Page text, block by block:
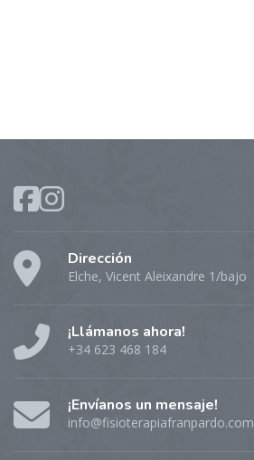
Dirección
Elche, Vicent Aleixandre 1/bajo
¡Llámanos ahora!
+34 623 468 184
¡Envíanos un mensaje!
info@fisioterapiafranpardo.com